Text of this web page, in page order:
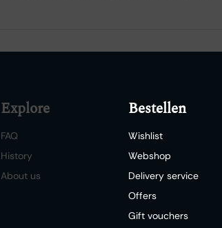
Explore
FAQ
History
About us
Bestellen
Wishlist
Webshop
Delivery service
Offers
Gift vouchers